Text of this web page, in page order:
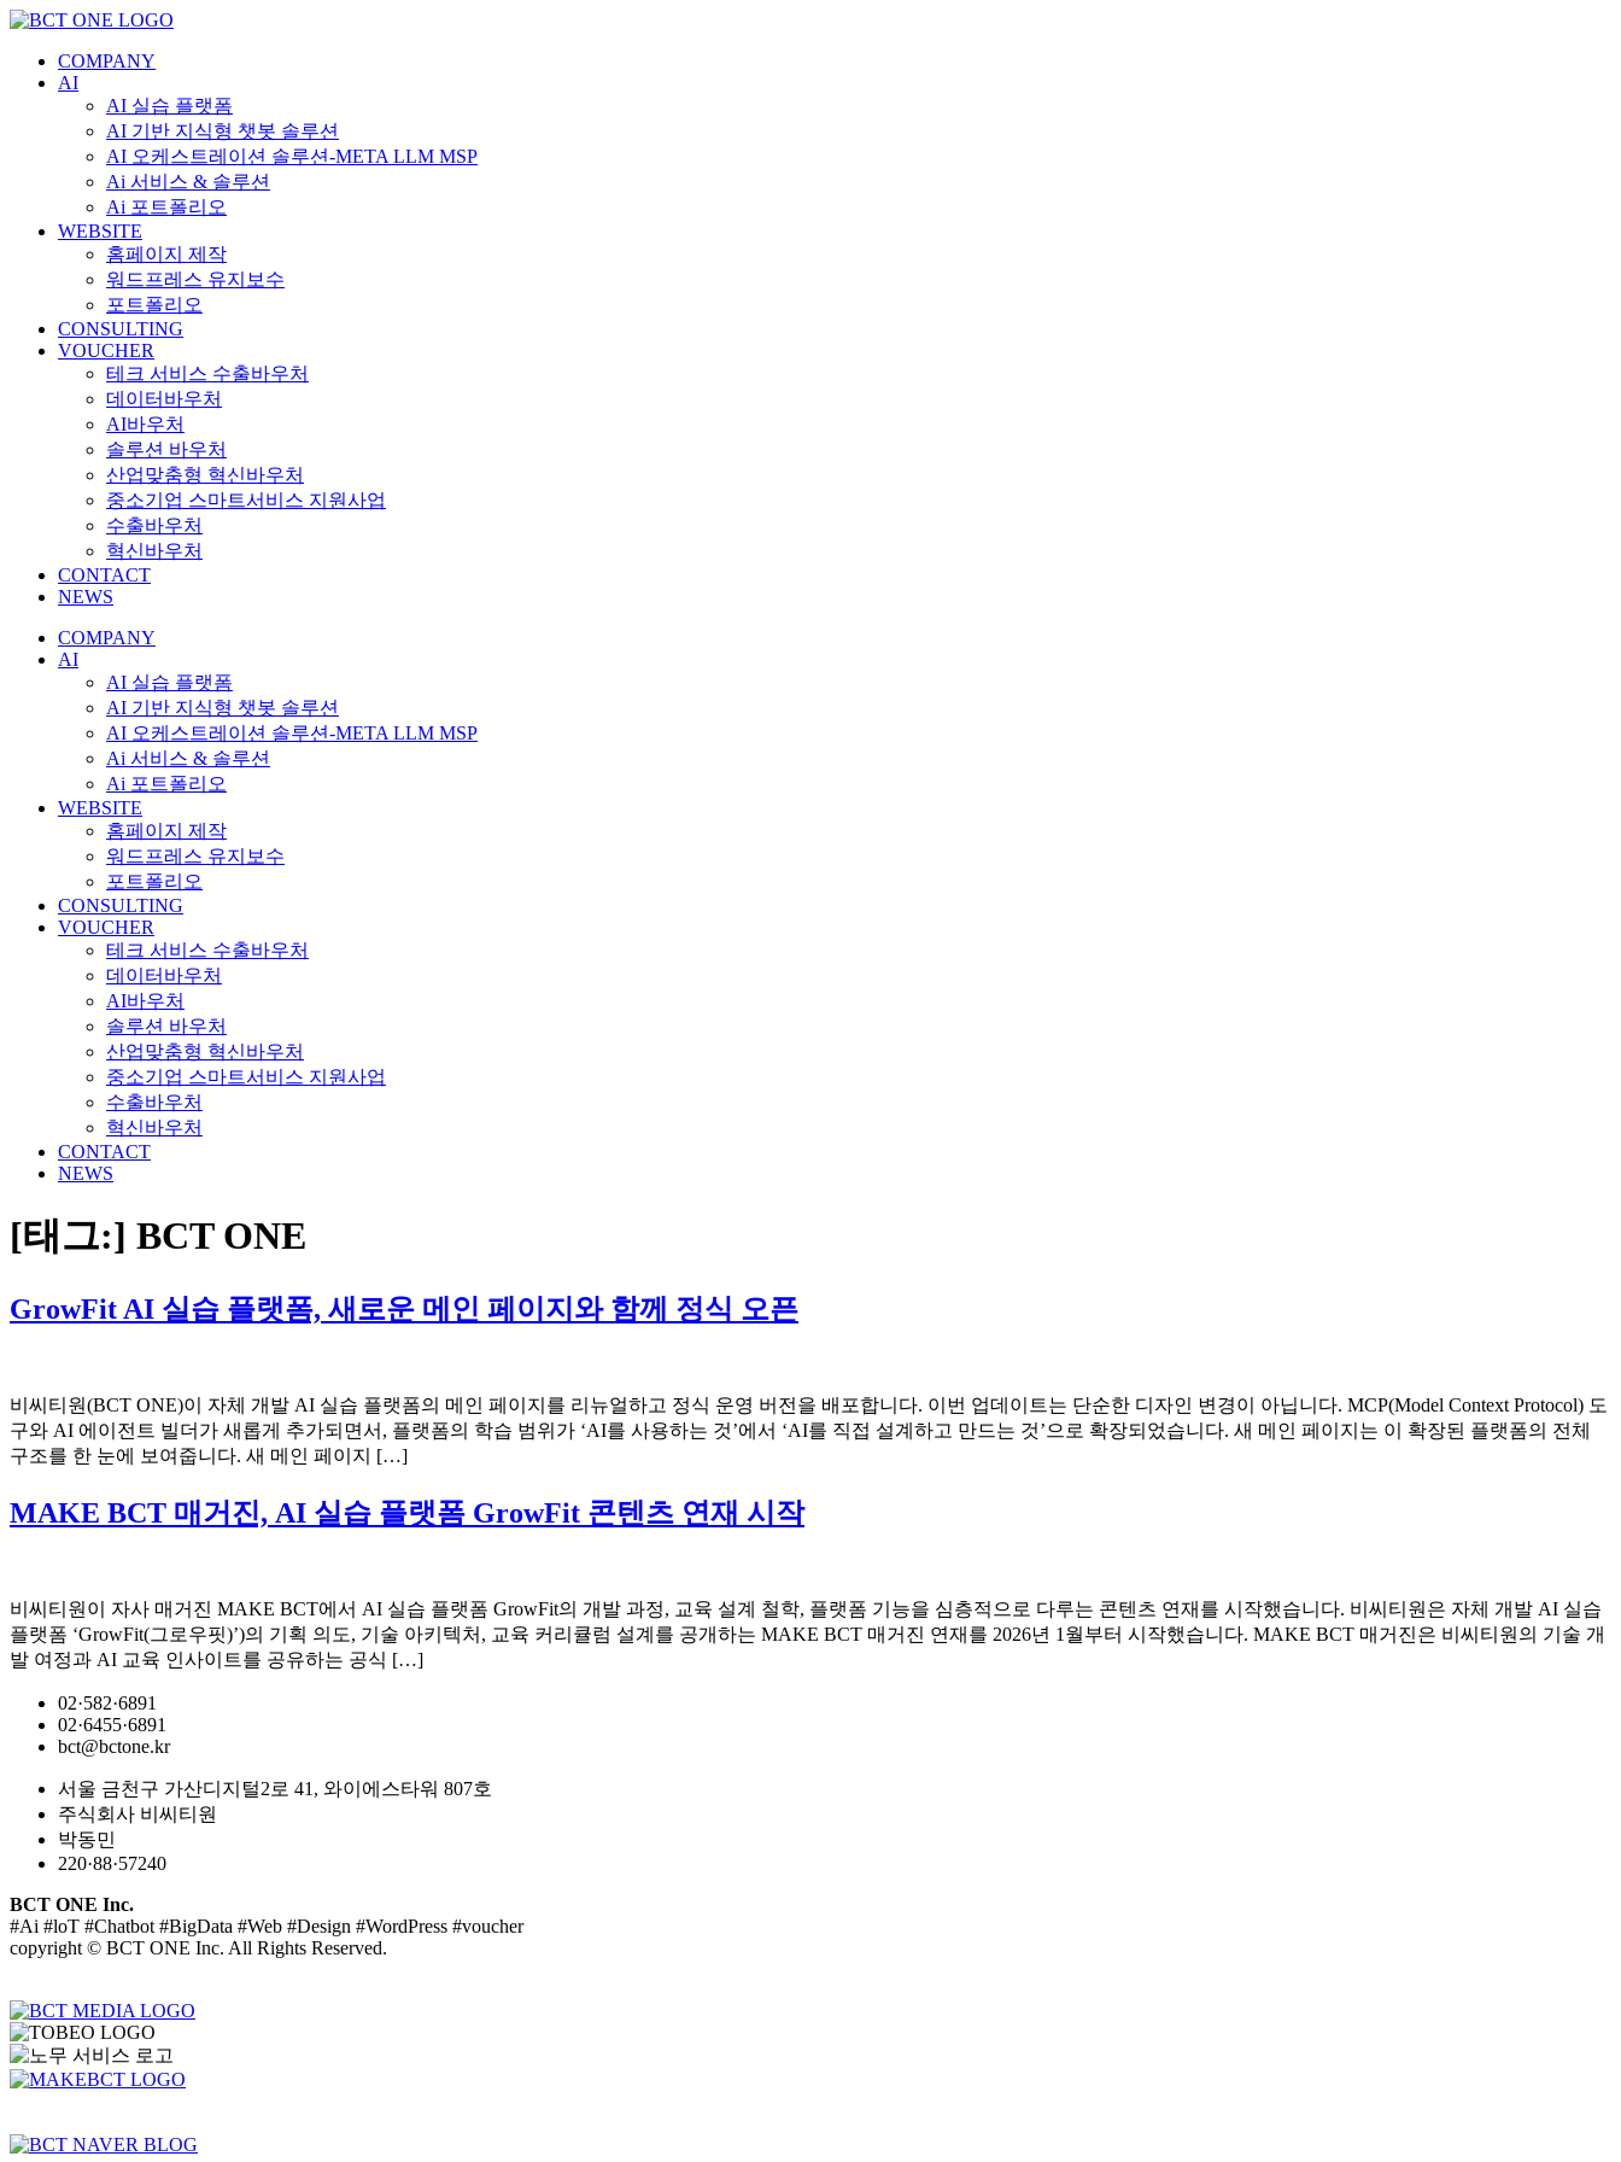
콘
COMPANY
AI
AI 실습 플랫폼
AI 기반 지식형 챗봇 솔루션
AI 오케스트레이션 솔루션-META LLM MSP
Ai 서비스 & 솔루션
Ai 포트폴리오
WEBSITE
홈페이지 제작
워드프레스 유지보수
포트폴리오
CONSULTING
VOUCHER
테크 서비스 수출바우처
데이터바우처
AI바우처
솔루션 바우처
산업맞춤형 혁신바우처
중소기업 스마트서비스 지원사업
수출바우처
혁신바우처
CONTACT
NEWS
COMPANY
AI
AI 실습 플랫폼
AI 기반 지식형 챗봇 솔루션
AI 오케스트레이션 솔루션-META LLM MSP
Ai 서비스 & 솔루션
Ai 포트폴리오
WEBSITE
홈페이지 제작
워드프레스 유지보수
포트폴리오
CONSULTING
VOUCHER
테크 서비스 수출바우처
데이터바우처
AI바우처
솔루션 바우처
산업맞춤형 혁신바우처
중소기업 스마트서비스 지원사업
수출바우처
혁신바우처
CONTACT
NEWS
[태그:] BCT ONE
GrowFit AI 실습 플랫폼, 새로운 메인 페이지와 함께 정식 오픈
비씨티원(BCT ONE)이 자체 개발 AI 실습 플랫폼의 메인 페이지를 리뉴얼하고 정식 운영 버전을 배포합니다. 이번 업데이트는 단순한 디자인 변경이 아닙니다. MCP(Model Context Protocol) 도
구와 AI 에이전트 빌더가 새롭게 추가되면서, 플랫폼의 학습 범위가 ‘AI를 사용하는 것’에서 ‘AI를 직접 설계하고 만드는 것’으로 확장되었습니다. 새 메인 페이지는 이 확장된 플랫폼의 전체
구조를 한 눈에 보여줍니다. 새 메인 페이지 […]
MAKE BCT 매거진, AI 실습 플랫폼 GrowFit 콘텐츠 연재 시작
비씨티원이 자사 매거진 MAKE BCT에서 AI 실습 플랫폼 GrowFit의 개발 과정, 교육 설계 철학, 플랫폼 기능을 심층적으로 다루는 콘텐츠 연재를 시작했습니다. 비씨티원은 자체 개발 AI 실습
플랫폼 ‘GrowFit(그로우핏)’)의 기획 의도, 기술 아키텍처, 교육 커리큘럼 설계를 공개하는 MAKE BCT 매거진 연재를 2026년 1월부터 시작했습니다. MAKE BCT 매거진은 비씨티원의 기술 개
발 여정과 AI 교육 인사이트를 공유하는 공식 […]
02·582·6891
02·6455·6891
bct@bctone.kr
서울 금천구 가산디지털2로 41, 와이에스타워 807호
주식회사 비씨티원
박동민
220·88·57240
BCT ONE Inc.
#Ai #loT #Chatbot #BigData #Web #Design #WordPress #voucher
copyright © BCT ONE Inc. All Rights Reserved.